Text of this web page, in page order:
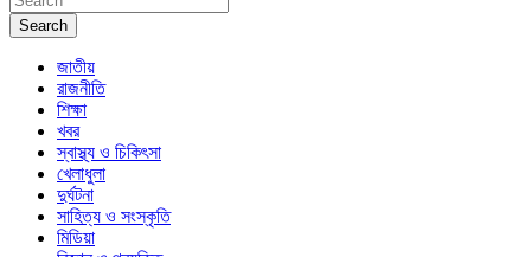
Search
জাতীয়
রাজনীতি
শিক্ষা
খবর
স্বাস্থ্য ও চিকিৎসা
খেলাধুলা
দুর্ঘটনা
সাহিত্য ও সংস্কৃতি
মিডিয়া